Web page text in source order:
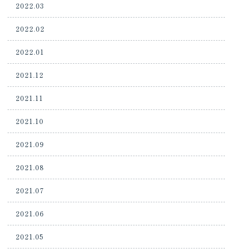
2022.03
2022.02
2022.01
2021.12
2021.11
2021.10
2021.09
2021.08
2021.07
2021.06
2021.05